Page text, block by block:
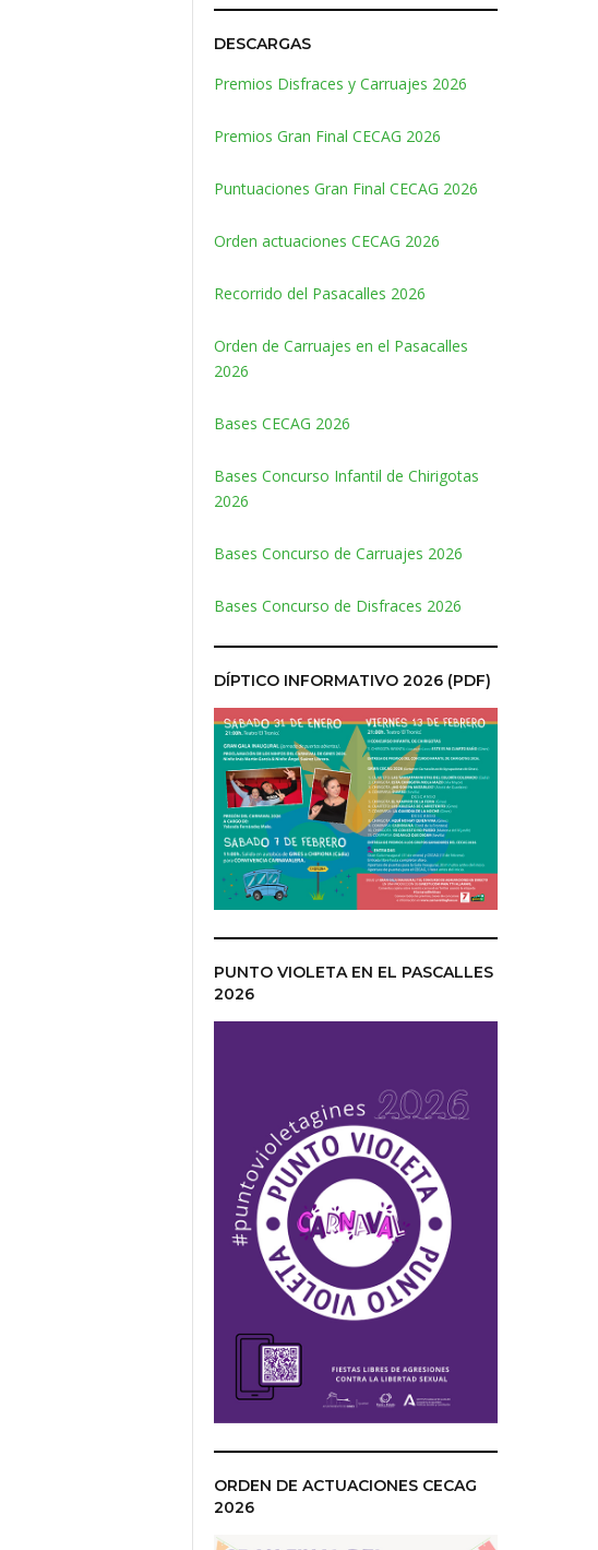
DESCARGAS
Premios Disfraces y Carruajes 2026
Premios Gran Final CECAG 2026
Puntuaciones Gran Final CECAG 2026
Orden actuaciones CECAG 2026
Recorrido del Pasacalles 2026
Orden de Carruajes en el Pasacalles
2026
Bases CECAG 2026
Bases Concurso Infantil de Chirigotas
2026
Bases Concurso de Carruajes 2026
Bases Concurso de Disfraces 2026
DÍPTICO INFORMATIVO 2026 (PDF)
PUNTO VIOLETA EN EL PASCALLES
2026
ORDEN DE ACTUACIONES CECAG
2026